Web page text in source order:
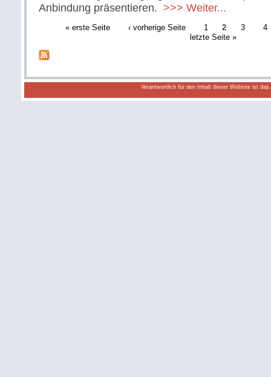
Anbindung präsentieren. >>> Weiter...
« erste Seite ‹ vorherige Seite 1 2 3
4
letzte Seite »
Verantwortlich für den Inhalt dieser Website ist